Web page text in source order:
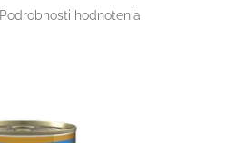
Podrobnosti hodnotenia